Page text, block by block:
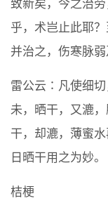
致新矣，今之治
乎，术岂止此耶
并治之，伤寒脉弱
雷公云∶凡使细切
未，晒干，又漉
干，却漉，薄蜜
日晒干用之为妙。
桔梗